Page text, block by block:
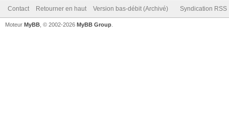
Contact Retourner en haut Version bas-débit (Archivé) Syndication RSS
Moteur MyBB , © 2002-2026 MyBB Group